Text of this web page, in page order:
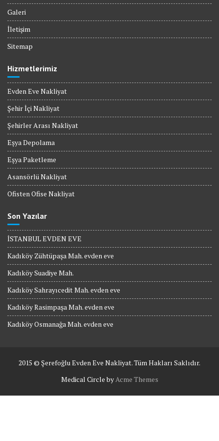
Galeri
İletişim
Sitemap
Hizmetlerimiz
Evden Eve Nakliyat
Şehir İçi Nakliyat
Şehirler Arası Nakliyat
Eşya Depolama
Eşya Paketleme
Asansörlü Nakliyat
Ofisten Ofise Nakliyat
Son Yazılar
İSTANBUL EVDEN EVE
Kadıköy Zühtüpaşa Mah. evden eve
Kadıköy Suadiye Mah.
Kadıköy Sahrayıcedit Mah. evden eve
Kadıköy Rasimpaşa Mah. evden eve
Kadıköy Osmanağa Mah. evden eve
2015 © Şerefoğlu Evden Eve Nakliyat. Tüm Hakları Saklıdır.
Medical Circle by Acme Themes